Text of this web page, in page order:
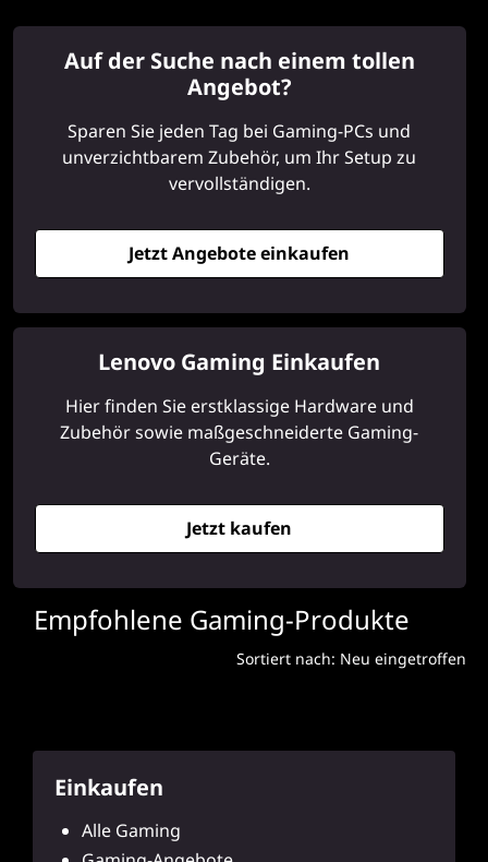
Auf der Suche nach einem tollen
Angebot?
Sparen Sie jeden Tag bei Gaming-PCs und
unverzichtbarem Zubehör, um Ihr Setup zu
vervollständigen.
Jetzt Angebote einkaufen
Lenovo Gaming Einkaufen
Hier finden Sie erstklassige Hardware und
Zubehör sowie maßgeschneiderte Gaming-
Geräte.
Jetzt kaufen
Empfohlene Gaming-Produkte
Sortiert nach: Neu eingetroffen
Einkaufen
Alle Gaming